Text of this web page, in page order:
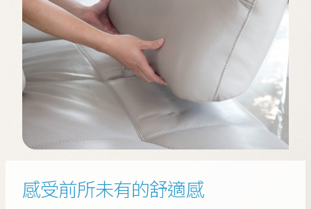
感受前所未有的舒適感